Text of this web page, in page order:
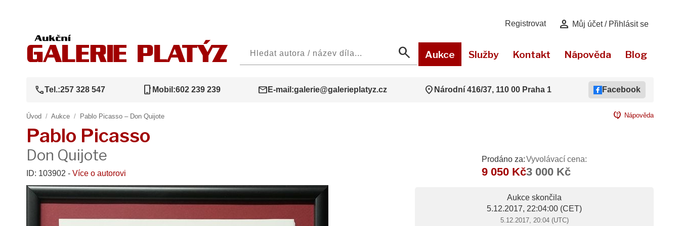
Registrovat person Můj účet / Přihlásit se
search Aukce Služby Kontakt Nápověda Blog
callTel.:257 328 547 phone_iphone Mobil:602 239 239 mail E-mail:galerie@galerieplatyz.cz location_on Národní 416/37, 110 00 Praha 1 Facebook
Úvod / Aukce / Pablo Picasso – Don Quijote contact_support Nápověda
Pablo Picasso
Don Quijote
ID: 103902 - Více o autorovi
Prodáno za:
9 050 Kč
Vyvolávací cena:
3 000 Kč
Aukce skončila
5.12.2017, 22:04:00 (CET)
5.12.2017, 20:04 (UTC)